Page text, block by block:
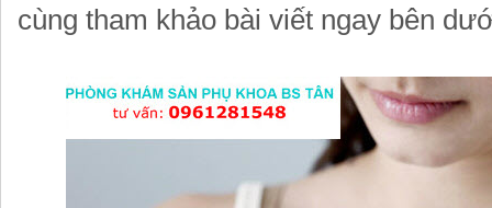
cùng tham khảo bài viết ngay bên